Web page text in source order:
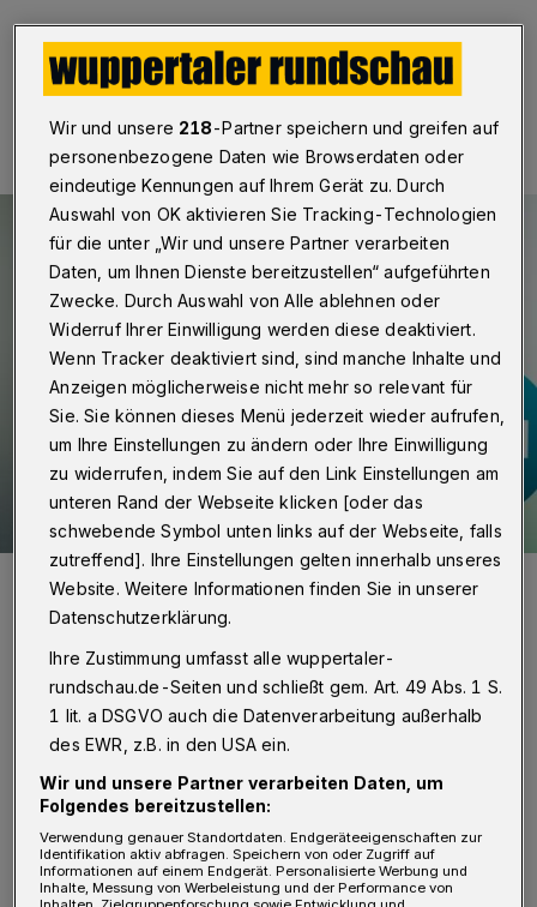
07.06.2017 , 18:23 Uhr 2 Minuten Lesezeit
Gerhard Zorn (r.), stellvertretender Leiter des LVR-
Integrationsamtes, hat die BEM-Prämie an Thomas Lenz,
Vorstandsvorsitzender der Jobcenter Wuppertal AöR, und Andrea
Windrath-Neumann, Leiterin Personal, übergeben.
Foto: Heike Fischer / LVR
D er Landschaftsverband Rheinland (LVR)
hat heute die Jobcenter Wuppertal AöR
mit einer Prämie in Höhe von 10.000 Euro
Wir und unsere 218-Partner speichern und greifen auf
personenbezogene Daten wie Browserdaten oder
eindeutige Kennungen auf Ihrem Gerät zu. Durch
Auswahl von OK aktivieren Sie Tracking-Technologien
für die unter „Wir und unsere Partner verarbeiten
Daten, um Ihnen Dienste bereitzustellen“ aufgeführten
Zwecke. Durch Auswahl von Alle ablehnen oder
Widerruf Ihrer Einwilligung werden diese deaktiviert.
Wenn Tracker deaktiviert sind, sind manche Inhalte und
Anzeigen möglicherweise nicht mehr so relevant für
Sie. Sie können dieses Menü jederzeit wieder aufrufen,
um Ihre Einstellungen zu ändern oder Ihre Einwilligung
zu widerrufen, indem Sie auf den Link Einstellungen am
unteren Rand der Webseite klicken [oder das
schwebende Symbol unten links auf der Webseite, falls
zutreffend]. Ihre Einstellungen gelten innerhalb unseres
Website. Weitere Informationen finden Sie in unserer
Datenschutzerklärung.
Ihre Zustimmung umfasst alle wuppertaler-
rundschau.de-Seiten und schließt gem. Art. 49 Abs. 1 S.
1 lit. a DSGVO auch die Datenverarbeitung außerhalb
des EWR, z.B. in den USA ein.
Wir und unsere Partner verarbeiten Daten, um
Folgendes bereitzustellen:
Verwendung genauer Standortdaten. Endgeräteeigenschaften zur
Identifikation aktiv abfragen. Speichern von oder Zugriff auf
Informationen auf einem Endgerät. Personalisierte Werbung und
Inhalte, Messung von Werbeleistung und der Performance von